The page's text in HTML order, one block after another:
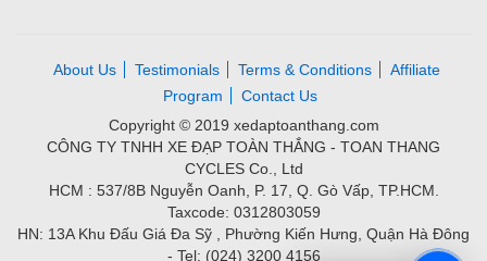
About Us Testimonials Terms & Conditions
Affiliate
Program
Contact Us
Copyright © 2019 xedaptoanthang.com
CÔNG TY TNHH XE ĐẠP TOÀN THẮNG - TOAN THANG
CYCLES Co., Ltd
HCM : 537/8B Nguyễn Oanh, P. 17, Q. Gò Vấp, TP.HCM.
Taxcode: 0312803059
HN: 13A Khu Đấu Giá Đa Sỹ , Phường Kiến Hưng, Quận Hà Đông
- Tel: (024) 3200 4156